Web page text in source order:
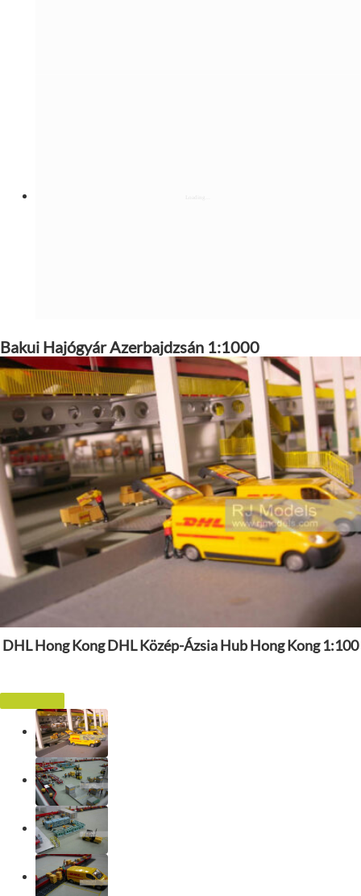
Bakui Hajógyár Azerbajdzsán 1:1000
DHL Hong Kong DHL Közép-Ázsia Hub Hong Kong 1:100